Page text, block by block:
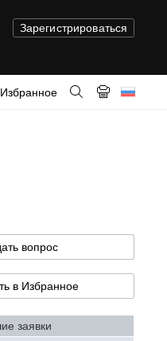
Зарегистрироваться
Избранное
вопрос
в Избранное
заявки